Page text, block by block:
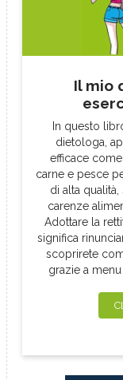
Il mio
In questo
dietologa,
efficace
carne e pesce
di alta
carenze
Adottare la
significa
scoprirete
grazie a